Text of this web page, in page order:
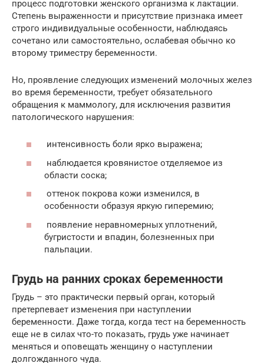
процесс подготовки женского организма к лактации.
Степень выраженности и присутствие признака имеет
строго индивидуальные особенности, наблюдаясь
сочетано или самостоятельно, ослабевая обычно ко
второму триместру беременности.
Но, проявление следующих изменений молочных желез
во время беременности, требует обязательного
обращения к маммологу, для исключения развития
патологического нарушения:
интенсивность боли ярко выражена;
наблюдается кровянистое отделяемое из
области соска;
оттенок покрова кожи изменился, в
особенности образуя яркую гиперемию;
появление неравномерных уплотнений,
бугристости и впадин, болезненных при
пальпации.
Грудь на ранних сроках беременности
Грудь – это практически первый орган, который
претерпевает изменения при наступлении
беременности. Даже тогда, когда тест на беременность
еще не в силах что-то показать, грудь уже начинает
меняться и оповещать женщину о наступлении
долгожданного чуда.